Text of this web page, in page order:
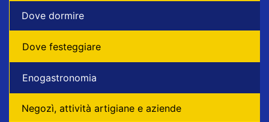
Dove dormire
Dove festeggiare
Enogastronomia
Negozì, attività artigiane e aziende